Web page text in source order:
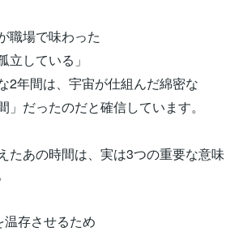
職場で味わった
立している」
2年間は、宇宙が仕組んだ綿密な
」だったのだと確信しています。
たあの時間は、実は3つの重要な意味
温存させるため